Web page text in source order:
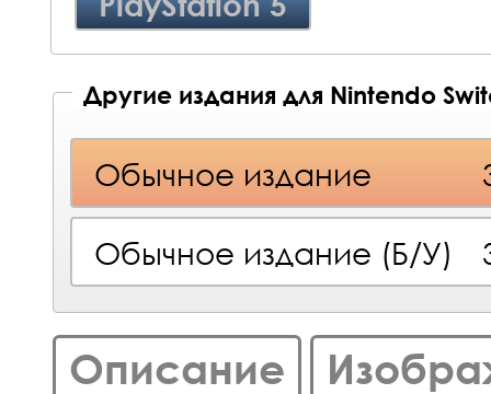
Другие издания для Nintendo
Обычное издание
Обычное издание (Б/У)
Описание